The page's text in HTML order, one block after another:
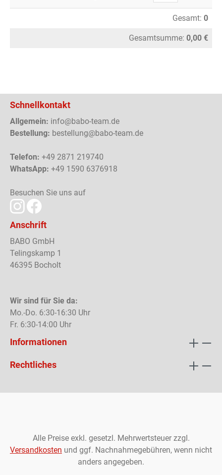
Gesamt: 0
Gesamtsumme: 0,00 €
Schnellkontakt
Allgemein: info@babo-team.de
Bestellung: bestellung@babo-team.de
Telefon: +49 2871 219740
WhatsApp: +49 1590 6376918
Besuchen Sie uns auf
Anschrift
BABO GmbH
Telingskamp 1
46395 Bocholt
Wir sind für Sie da:
Mo.-Do. 6:30-16:30 Uhr
Fr. 6:30-14:00 Uhr
Informationen
Rechtliches
Alle Preise exkl. gesetzl. Mehrwertsteuer zzgl.
Versandkosten und ggf. Nachnahmegebühren, wenn nicht
anders angegeben.